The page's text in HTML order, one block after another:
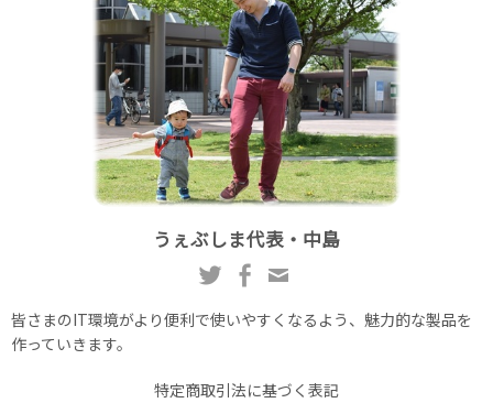
うぇぶしま代表・中島
皆さまのIT環境がより便利で使いやすくなるよう、魅力的な製品を
作っていきます。
特定商取引法に基づく表記